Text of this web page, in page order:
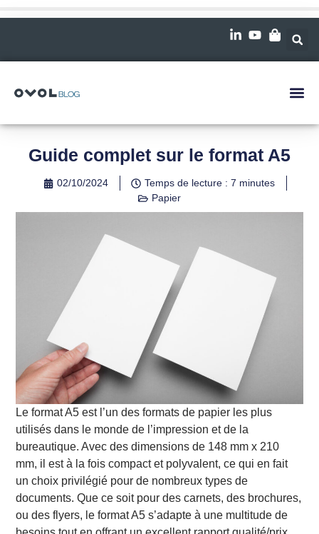
Guide complet sur le format A5
02/10/2024
Temps de lecture : 7 minutes
Papier
Le format A5 est l’un des formats de papier les plus
utilisés dans le monde de l’impression et de la
bureautique. Avec des dimensions de 148 mm x 210
mm, il est à la fois compact et polyvalent, ce qui en fait
un choix privilégié pour de nombreux types de
documents. Que ce soit pour des carnets, des brochures,
ou des flyers, le format A5 s’adapte à une multitude de